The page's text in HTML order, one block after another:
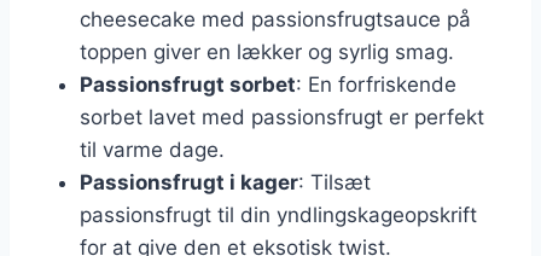
cheesecake med passionsfrugtsauce på
toppen giver en lækker og syrlig smag.
Passionsfrugt sorbet: En forfriskende
sorbet lavet med passionsfrugt er perfekt
til varme dage.
Passionsfrugt i kager: Tilsæt
passionsfrugt til din yndlingskageopskrift
for at give den et eksotisk twist.